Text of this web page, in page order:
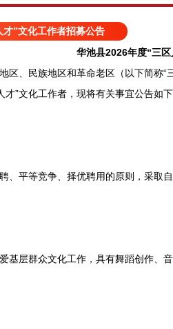
才”文化工作者招募公告
华池县2026年度“三
、民族地区和革命老区（以下简称“
”文化工作者，现将有关事宜公告如下
平等竞争、择优聘用的原则，采取自
层群众文化工作，具有舞蹈创作、